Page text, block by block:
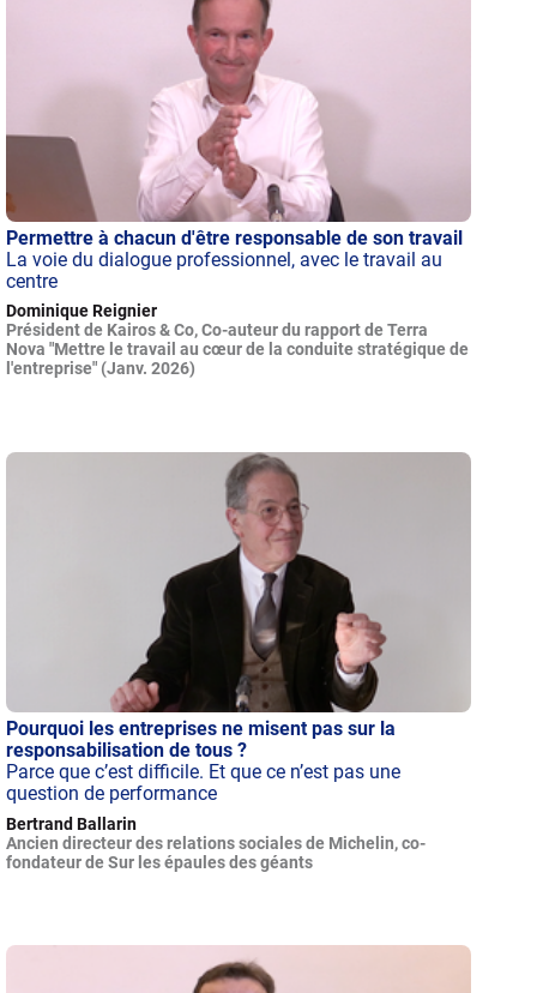
Permettre à chacun d'être responsable de son travail
La voie du dialogue professionnel, avec le travail au
centre
Dominique Reignier
Président de Kairos & Co, Co-auteur du rapport de Terra
Nova "Mettre le travail au cœur de la conduite stratégique de
l'entreprise" (Janv. 2026)
Pourquoi les entreprises ne misent pas sur la
responsabilisation de tous ?
Parce que c’est difficile. Et que ce n’est pas une
question de performance
Bertrand Ballarin
Ancien directeur des relations sociales de Michelin, co-
fondateur de Sur les épaules des géants